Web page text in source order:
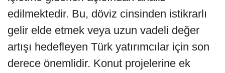
edilmektedir. Bu, döviz cinsinden istikrarlı
gelir elde etmek veya uzun vadeli değer
artışı hedefleyen Türk yatırımcılar için son
derece önemlidir. Konut projelerine ek